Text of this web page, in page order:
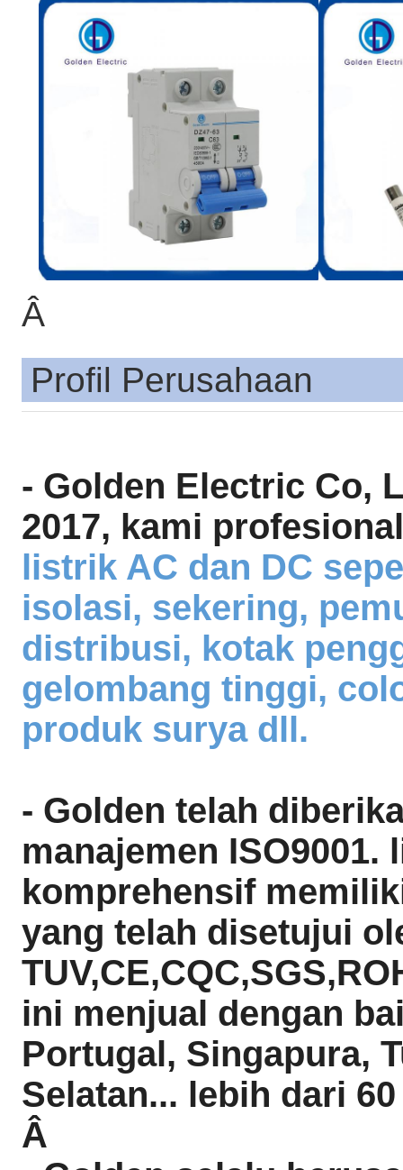
Â
Profil Perusahaan
- Golden Electric Co,
2017, kami
listrik AC dan DC
isolasi, sekering,
distribusi, kotak
gelombang tinggi,
produk surya dll.
- Golden telah
manajemen
komprehensif
yang telah disetujui
ini menjual dengan
Portugal, Singapura,
Selatan... lebih dari
Â